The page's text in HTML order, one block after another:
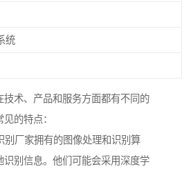
统
技术、产品和服务方面都有不同的
的特点：
别厂家拥有的图像处理和识别算
识别信息。他们可能会采用深度学